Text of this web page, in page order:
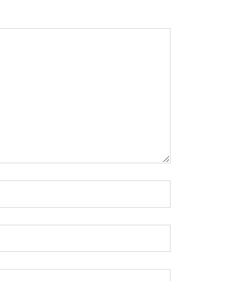
electrónico:*